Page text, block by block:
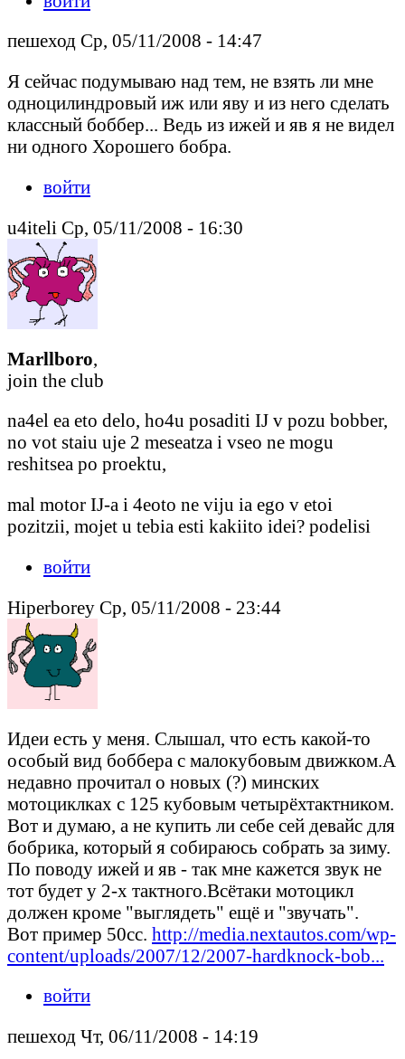
пешеход Ср, 05/11/2008 - 14:47
Я сейчас подумываю над тем, не взять ли мне
одноцилиндровый иж или яву и из него сделать
классный боббер... Ведь из ижей и яв я не видел
ни одного Хорошего бобра.
войти
u4iteli Ср, 05/11/2008 - 16:30
Marllboro
join the club
na4el ea eto delo, ho4u posaditi IJ v pozu bobber,
no vot staiu uje 2 meseatza i vseo ne mogu
reshitsea po proektu,
mal motor IJ-a i 4eoto ne viju ia ego v etoi
pozitzii, mojet u tebia esti kakiito idei? podelisi
войти
Hiperborey Ср, 05/11/2008 - 23:44
Идеи есть у меня. Слышал, что есть какой-то
особый вид боббера с малокубовым движком.А
недавно прочитал о новых (?) минских
мотоциклках с 125 кубовым четырёхтактником.
Вот и думаю, а не купить ли себе сей девайс для
бобрика, который я собираюсь собрать за зиму.
По поводу ижей и яв - так мне кажется звук не
тот будет у 2-х тактного.Всётаки мотоцикл
должен кроме "выглядеть" ещё и "звучать".
Вот пример 50сс. http://media.nextautos.com/wp-
content/uploads/2007/12/2007-hardknock-bob...
войти
пешеход Чт, 06/11/2008 - 14:19